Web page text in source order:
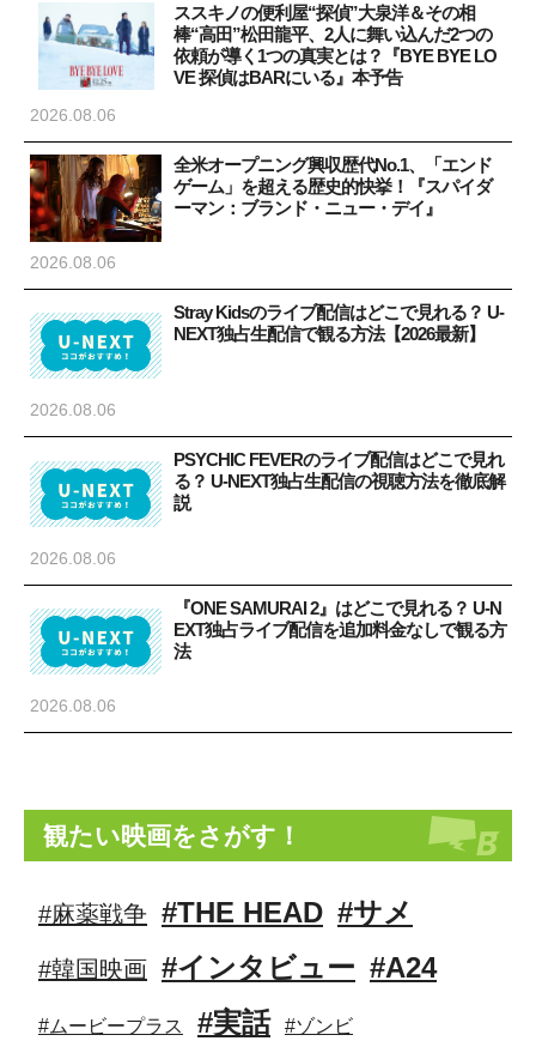
ススキノの便利屋“探偵”大泉洋＆その相
棒“高田”松田龍平、2人に舞い込んだ2つの
依頼が導く1つの真実とは？『BYE BYE LO
VE 探偵はBARにいる』本予告
2026.08.06
全米オープニング興収歴代No.1、「エンド
ゲーム」を超える歴史的快挙！『スパイダ
ーマン：ブランド・ニュー・デイ』
2026.08.06
Stray Kidsのライブ配信はどこで見れる？ U-
NEXT独占生配信で観る方法【2026最新】
2026.08.06
PSYCHIC FEVERのライブ配信はどこで見れ
る？ U-NEXT独占生配信の視聴方法を徹底解
説
2026.08.06
『ONE SAMURAI 2』はどこで見れる？ U-N
EXT独占ライブ配信を追加料金なしで観る方
法
2026.08.06
観たい映画をさがす！
#麻薬戦争 #THE HEAD #サメ
#韓国映画 #インタビュー #A24
#ムービープラス #実話 #ゾンビ